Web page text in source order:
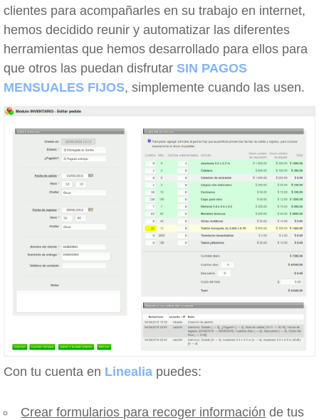
clientes para acompañarles en su trabajo en internet,
hemos decidido reunir y automatizar las diferentes
herramientas que hemos desarrollado para ellos para
que otros las puedan disfrutarSIN PAGOS
MENSUALES FIJOS, simplemente cuando las usen.
Con tu cuenta en Linealia puedes:
Crear formularios para recoger información de tus